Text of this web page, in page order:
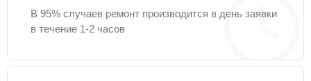
В 95% случаев ремонт производится в день заявки
в течение 1-2 часов